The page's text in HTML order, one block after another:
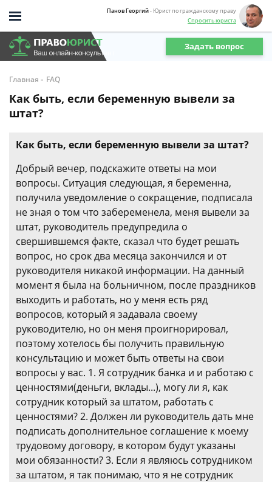
Панов Георгий- Юрист по гражданскому праву
Спросить юриста
Задать вопрос
Главная - FAQ
Как быть, если беременную вывели за
штат?
Как быть, если беременную вывели за штат?
Добрый вечер, подскажите ответы на мои
вопросы. Ситуация следующая, я беременна,
получила уведомление о сокращение, подписала
не зная о том что забеременела, меня вывели за
штат, руководитель предупредила о
свершившемся факте, сказал что будет решать
вопрос, но срок два месяца закончился и от
руководителя никакой информации. На данный
момент я была на больничном, после праздников
выходить и работать, но у меня есть ряд
вопросов, который я задавала своему
руководителю, но он меня проигнорировал,
поэтому хотелось бы получить правильную
консультацию и может быть ответы на свои
вопросы у вас. 1. Я сотрудник банка и и работаю с
ценностями(деньги, вклады...), могу ли я, как
сотрудник который за штатом, работать с
ценностями? 2. Должен ли руководитель дать мне
подписать дополнительное соглашение к моему
трудовому договору, в котором будут указаны
мои обязанности? 3. Если я являюсь сотрудником
за штатом, я так понимаю, что я не сотрудник